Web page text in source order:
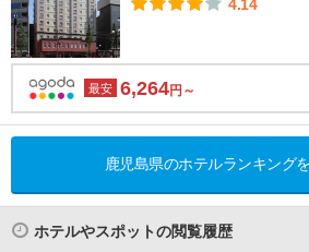
4.14
最安 6,264円～
鹿児島県のホテルランキング
ホテルやスポットの閲覧履歴